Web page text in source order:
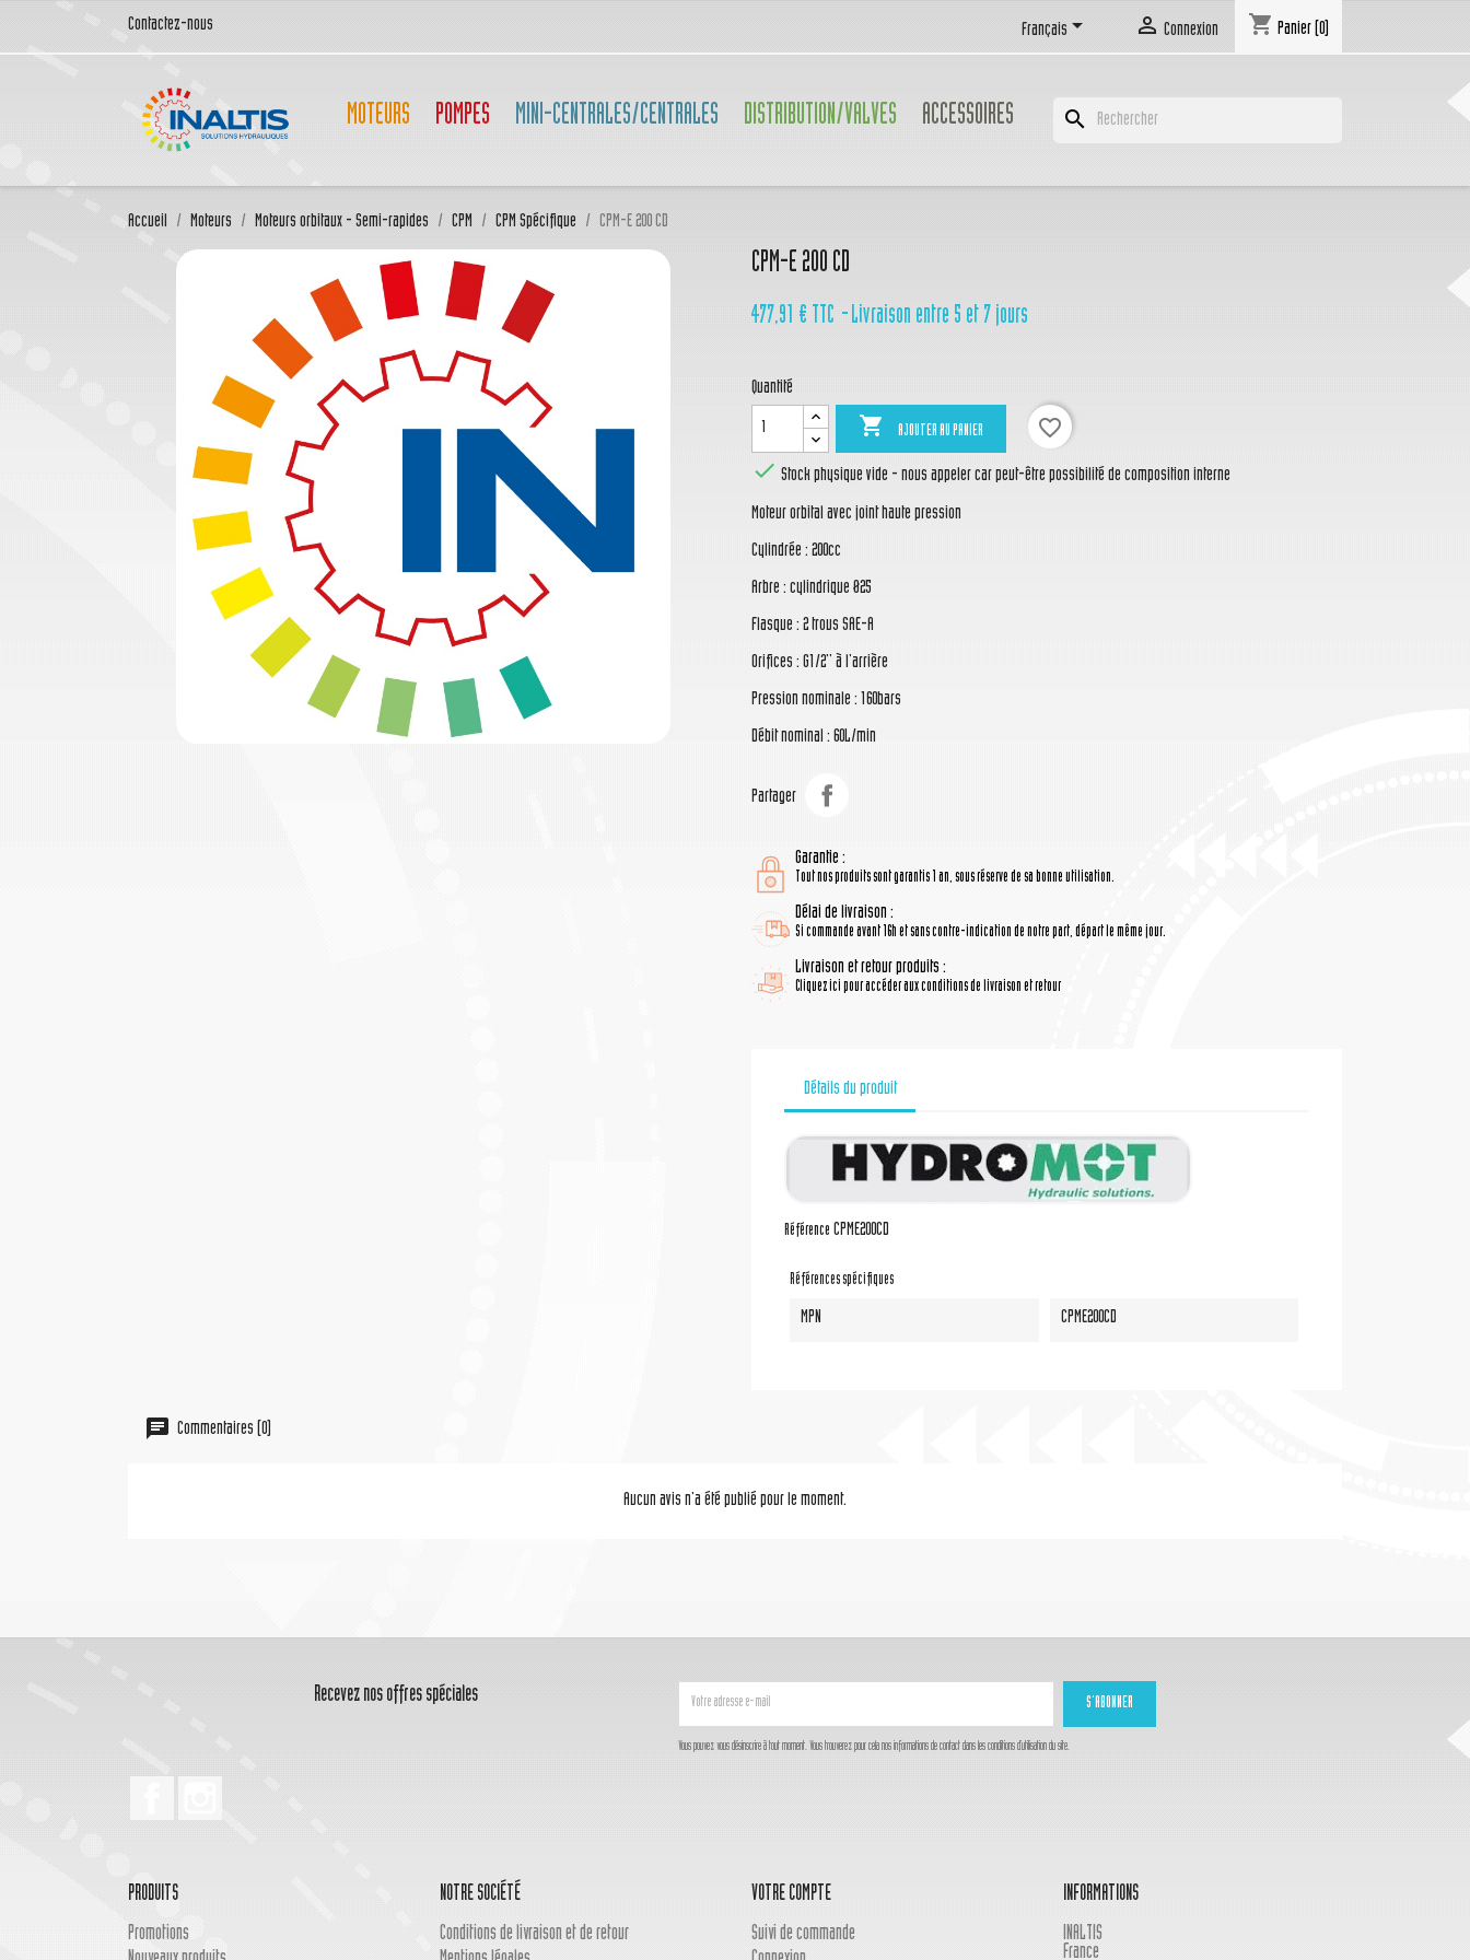
Contactez-nous Français  Connexion shopping_cart Panier (0)
MOTEURS POMPES MINI-CENTRALES/CENTRALES DISTRIBUTION/VALVES ACCESSOIRES search
Accueil Moteurs Moteurs orbitaux - Semi-rapides CPM CPM Spécifique CPM-E 200 CD
CPM-E 200 CD
477,91 € TTC Livraison entre 5 et 7 jours
Quantité
 AJOUTER AU PANIER
favorite_border
 Stock physique vide - nous appeler car peut-être possibilité de composition interne
Moteur orbital avec joint haute pression
Cylindrée : 200cc
Arbre : cylindrique Ø25
Flasque : 2 trous SAE-A
Orifices : G1/2'' à l'arrière
Pression nominale : 160bars
Débit nominal : 60L/min
Partager
Garantie :
Tout nos produits sont garantis 1 an, sous réserve de sa bonne utilisation.
Délai de livraison :
Si commande avant 16h et sans contre-indication de notre part, départ le même jour.
Livraison et retour produits :
Cliquez ici pour accéder aux conditions de livraison et retour
Détails du produit
Référence CPME200CD
Références spécifiques
MPN CPME200CD
Commentaires (0)
Aucun avis n'a été publié pour le moment.
Recevez nos offres spéciales
Vous pouvez vous désinscrire à tout moment. Vous trouverez pour cela nos informations de contact dans les conditions d'utilisation du site.
PRODUITS
Promotions
NOTRE SOCIÉTÉ
Conditions de livraison et de retour
VOTRE COMPTE
Suivi de commande
INFORMATIONS
INALTIS
France